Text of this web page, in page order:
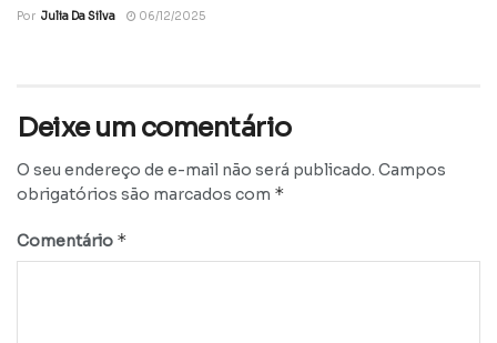
Por Julia Da Silva 06/12/2025
Deixe um comentário
O seu endereço de e-mail não será publicado. Campos
obrigatórios são marcados com *
Comentário *